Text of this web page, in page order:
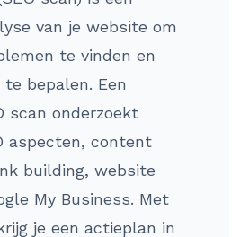
van je website om
te vinden en
bepalen. Een
scan onderzoekt
aspecten, content
building, website
My Business. Met
je een actieplan in